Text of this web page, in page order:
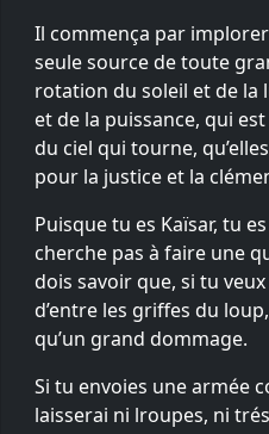
Il commença par
seule source de toute
rotation du soleil et de la
et de la puissance, qui
du ciel qui tourne,
pour la justice et la
Puisque tu es Kaïsar, tu
cherche pas à faire une
dois savoir que, si tu
d’entre les griffes du
qu’un grand dommage.
Si tu envoies une armée
laisserai ni lroupes, ni